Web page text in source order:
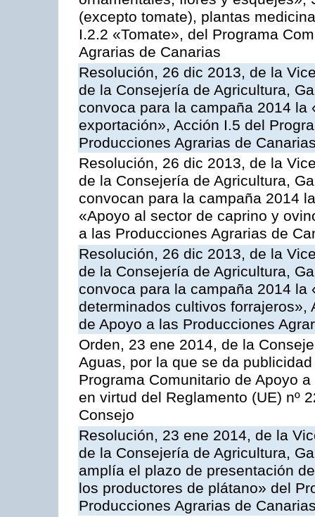
(excepto tomate), plantas
I.2.2 «Tomate», del Programa
Agrarias de Canarias
Resolución, 26 dic 2013, de la
de la Consejería de Agricultura,
convoca para la campaña 2014
exportación», Acción I.5 del
Producciones Agrarias de
Resolución, 26 dic 2013, de la
de la Consejería de Agricultura,
convocan para la campaña 2014
«Apoyo al sector de caprino y
a las Producciones Agrarias de
Resolución, 26 dic 2013, de la
de la Consejería de Agricultura,
convoca para la campaña 2014 la
determinados cultivos forrajeros»,
de Apoyo a las Producciones
Orden, 23 ene 2014, de la
Aguas, por la que se da
Programa Comunitario de Apoyo
en virtud del Reglamento (UE) nº
Consejo
Resolución, 23 ene 2014, de la
de la Consejería de Agricultura,
amplía el plazo de presentación
los productores de plátano» del
Producciones Agrarias de